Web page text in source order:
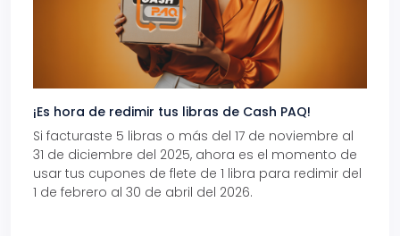
¡Es hora de redimir tus libras de Cash PAQ!
Si facturaste 5 libras o más del 17 de noviembre al
31 de diciembre del 2025, ahora es el momento de
usar tus cupones de flete de 1 libra para redimir del
1 de febrero al 30 de abril del 2026.